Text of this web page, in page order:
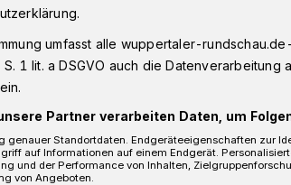
IHK-Präsident Henner
Habeck über die
Das Treffern fand im
DIHK, Bundesvereinigung der
(BDA) und Bundesverband
Haus der deutschen Wirtschaft in
umfasst alle wuppertaler-
1 lit. a DSGVO auch die Datenverarbeitung
Partner verarbeiten Daten, um
genauer Standortdaten. Endgeräteeigenschaften zur
auf Informationen auf einem Endgerät.
und der Performance von Inhalten,
von Angeboten.